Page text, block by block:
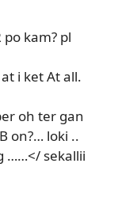
kam? pl
i ket At all.
oh ter gan
on?… loki ..
……</ sekallii